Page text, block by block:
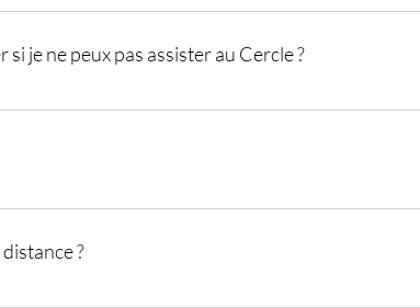
Option 1: VIBE 99€ E-carnet initiatique (version
E-carnet initiatique (version digitale) + Accès au Cercle en
je ne peux pas assister au Cercle ?
heures avant la date du Cercle remboursable sous forme
réduction en vous inscrivant à la Newsletter :)
?